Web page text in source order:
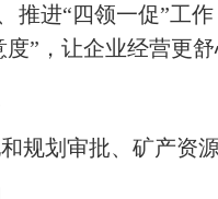
推进“四领一促”工
”，让企业经营更舒
规划审批、矿产资